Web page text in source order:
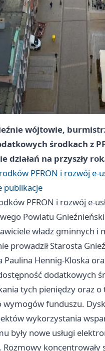
wójtowie,
środkach z
działań na przyszły
PFRON i rozwój e-
publikacje
PFRON i rozwój e-
Powiatu
władz
prowadził Starosta
Hennig-Kloska
dodatkowych
tych pieniędzy oraz
funduszu.
wykorzystania
były nowe usługi